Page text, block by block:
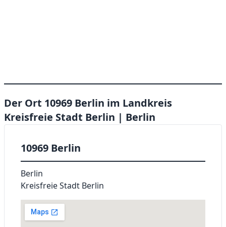
Der Ort 10969 Berlin im Landkreis
Kreisfreie Stadt Berlin | Berlin
10969 Berlin
Berlin
Kreisfreie Stadt Berlin